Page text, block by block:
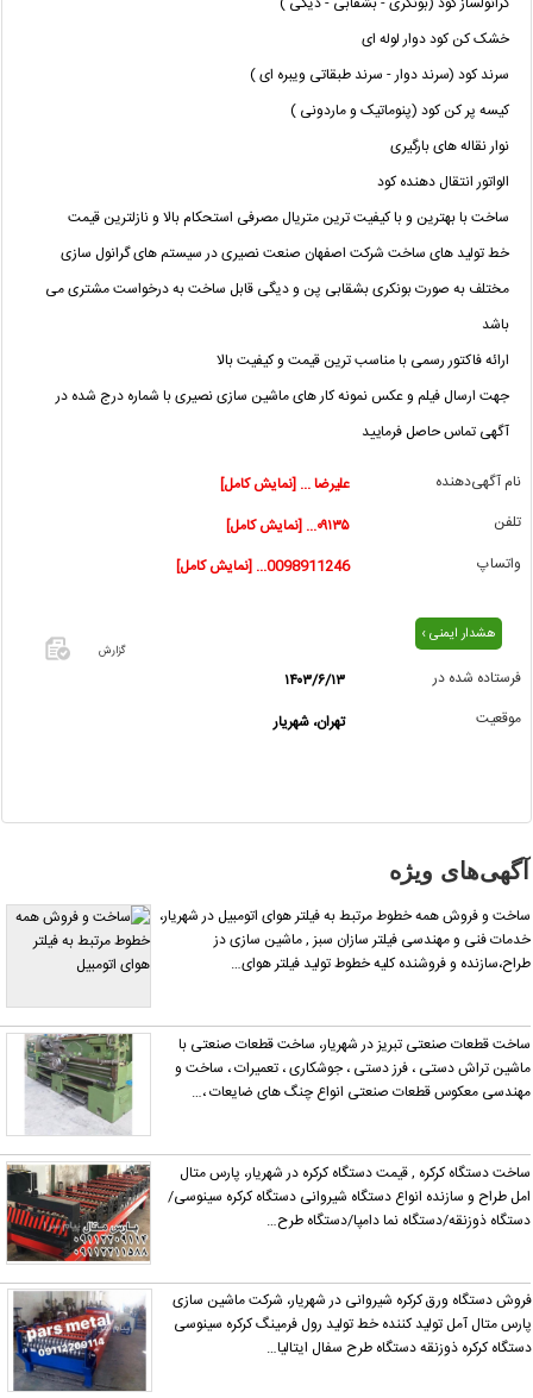
خشک کن کود دوار لوله ای
سرند کود (سرند دوار - سرند طبقاتی ویبره ای )
کیسه پر کن کود (پنوماتیک و ماردونی )
نوار نقاله های بارگیری
الواتور انتقال دهنده کود
ساخت با بهترین و با کیفیت ترین متریال مصرفی استحکام بالا و نازلترین قیمت
خط تولید های ساخت شرکت اصفهان صنعت نصیری در سیستم های گرانول سازی
مختلف به صورت بونکری بشقابی پن و دیگی قابل ساخت به درخواست مشتری می
باشد
ارائه فاکتور رسمی با مناسب ترین قیمت و کیفیت بالا
جهت ارسال فیلم و عکس نمونه کار های ماشین سازی نصیری با شماره درج شده در
آگهی تماس حاصل فرمایید
نام آگهی‌دهنده
علیرضا ... [نمایش کامل]
تلفن
۰۹۱۳۵... [نمایش کامل]
واتساپ
0098911246... [نمایش کامل]
هشدار ایمنی ›
گزارش
گزارش
دهید.
فرستاده شده در
۱۴۰۳/۶/۱۳
موقعیت
تهران، شهریار
آگهی‌های ویژه
ساخت و فروش همه خطوط مرتبط به فیلتر هوای اتومبیل در شهریار،
خدمات فنی و مهندسی فیلتر سازان سبز , ماشین سازی دز
طراح،سازنده و فروشنده کلیه خطوط تولید فیلتر هوای…
ساخت قطعات صنعتی تبریز در شهریار، ساخت قطعات صنعتی با
ماشین تراش دستی ، فرز دستی ، جوشکاری ، تعمیرات ، ساخت و
مهندسی معکوس قطعات صنعتی انواع چنگ های ضایعات ،…
ساخت دستگاه کرکره , قیمت دستگاه کرکره در شهریار، پارس متال
امل طراح و سازنده انواع دستگاه شیروانی دستگاه کرکره سینوسی/
دستگاه ذوزنقه/دستگاه نما دامپا/دستگاه طرح…
دستگاه ورق کرکره شیروانی در شهریار، شرکت ماشین سازی
متال آمل تولید کننده خط تولید رول فرمینگ کرکره سینوسی
کرکره ذوزنقه دستگاه طرح سفال ایتالیا…